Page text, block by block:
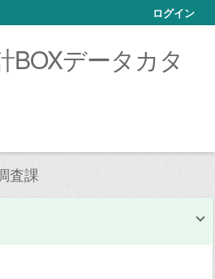
ログイン
BOXデータカタ
査課